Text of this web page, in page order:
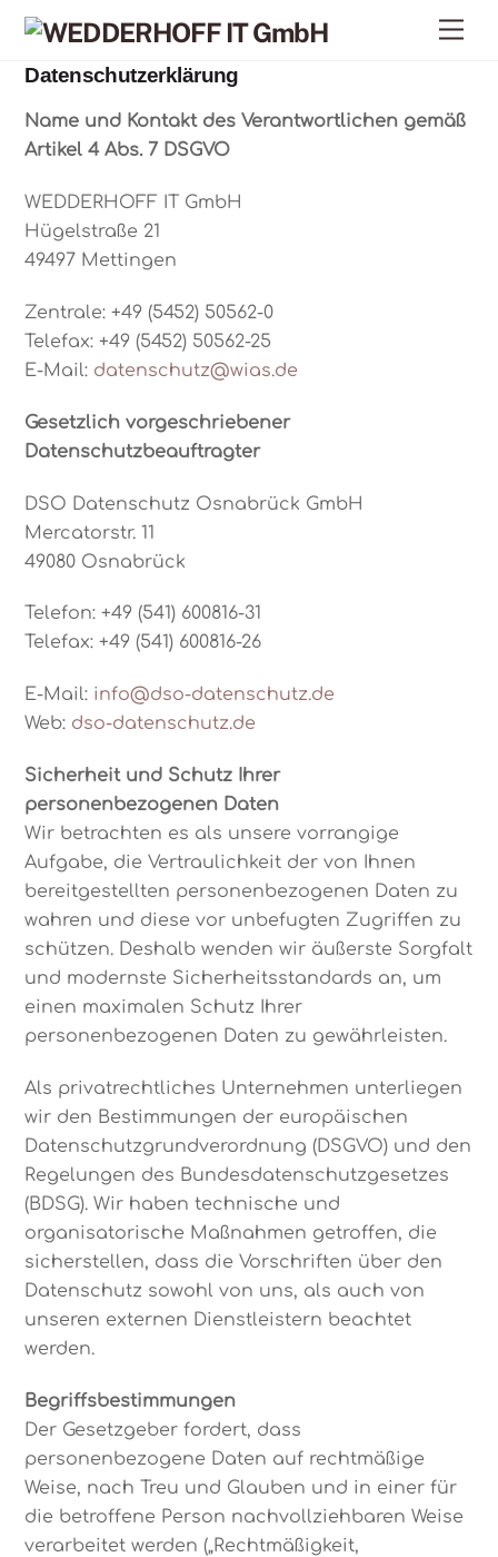
Skip
content
Datenschutzerklärung
Name und Kontakt des Verantwortlichen gemäß
Artikel 4 Abs. 7 DSGVO
WEDDERHOFF IT GmbH
Hügelstraße 21
49497 Mettingen
Zentrale: +49 (5452) 50562-0
Telefax: +49 (5452) 50562-25
E-Mail: datenschutz@wias.de
Gesetzlich vorgeschriebener
Datenschutzbeauftragter
DSO Datenschutz Osnabrück GmbH
Mercatorstr. 11
49080 Osnabrück
Telefon: +49 (541) 600816-31
Telefax: +49 (541) 600816-26
E-Mail: info@dso-datenschutz.de
Web: dso-datenschutz.de
Sicherheit und Schutz Ihrer
personenbezogenen Daten
Wir betrachten es als unsere vorrangige
Aufgabe, die Vertraulichkeit der von Ihnen
bereitgestellten personenbezogenen Daten zu
wahren und diese vor unbefugten Zugriffen zu
schützen. Deshalb wenden wir äußerste Sorgfalt
und modernste Sicherheitsstandards an, um
einen maximalen Schutz Ihrer
personenbezogenen Daten zu gewährleisten.
Als privatrechtliches Unternehmen unterliegen
wir den Bestimmungen der europäischen
Datenschutzgrundverordnung (DSGVO) und den
Regelungen des Bundesdatenschutzgesetzes
(BDSG). Wir haben technische und
organisatorische Maßnahmen getroffen, die
sicherstellen, dass die Vorschriften über den
Datenschutz sowohl von uns, als auch von
unseren externen Dienstleistern beachtet
werden.
Begriffsbestimmungen
Der Gesetzgeber fordert, dass
personenbezogene Daten auf rechtmäßige
Weise, nach Treu und Glauben und in einer für
die betroffene Person nachvollziehbaren Weise
verarbeitet werden („Rechtmäßigkeit,